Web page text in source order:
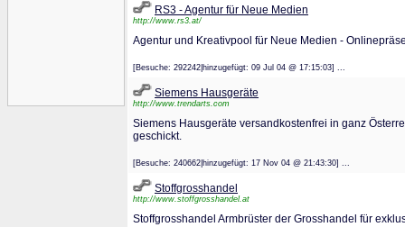
RS3 - Agentur für Neue Medien
http://www.rs3.at/
Agentur und Kreativpool für Neue Medien -
[Besuche: 292242|hinzugefügt: 09 Jul 04 @ 17:15:03] ...
Siemens Hausgeräte
http://www.trendarts.com
Siemens Hausgeräte versandkostenfrei in ganz
geschickt.
[Besuche: 240662|hinzugefügt: 17 Nov 04 @ 21:43:30] ...
Stoffgrosshandel
http://www.stoffgrosshandel.at
Stoffgrosshandel Armbrüster der Grosshandel für